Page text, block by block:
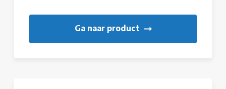
Ga naar product